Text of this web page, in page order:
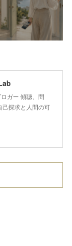
ガー 傾聴、問
己探求と人間の可